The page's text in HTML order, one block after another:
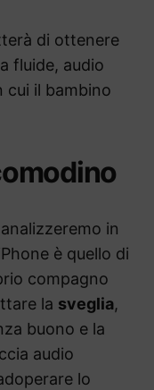
di ottenere
fluide, audio
cui il bambino
in
è quello di
compagno
la sveglia,
buono e la
audio
lo